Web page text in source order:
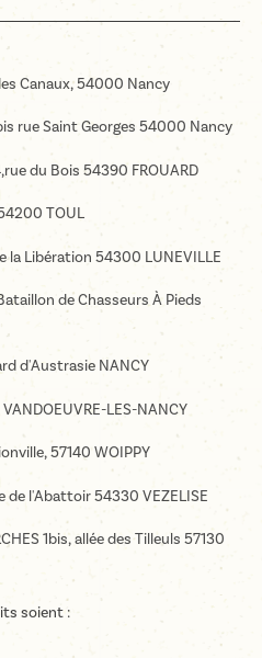
Canaux, 54000 Nancy
rue Saint Georges 54000 Nancy
du Bois 54390 FROUARD
TOUL
la Libération 54300 LUNEVILLE
de Chasseurs À Pieds
d'Austrasie NANCY
LES-NANCY
57140 WOIPPY
de l'Abattoir 54330 VEZELISE
1bis, allée des Tilleuls 57130
soient :